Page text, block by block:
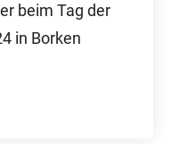
beim Tag der
in Borken